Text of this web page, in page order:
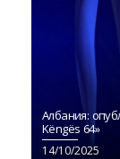
Албания:
Këngës 64»
14/10/2025